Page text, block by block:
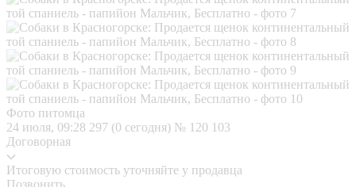
Фото питомца
24 июля, 09:28 297 (0 сегодня) № 120 103
Договорная
Итоговую стоимость уточняйте у продавца
Позвонить